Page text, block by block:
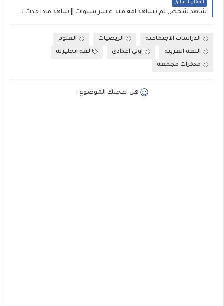
المقال السابق
شاهد شخص لم يشاهد امه منذ عشر سنوات || شاهد ماذا حدث لم تصدق He hasn't seen his mother for 10 years
الدراسات الاجتماعية الريضيات
العلوم
اللغة العربية
اولى اعدادى
لغة انجليزية
مذكرات مجمعة
هل اعجبك الموضوع :